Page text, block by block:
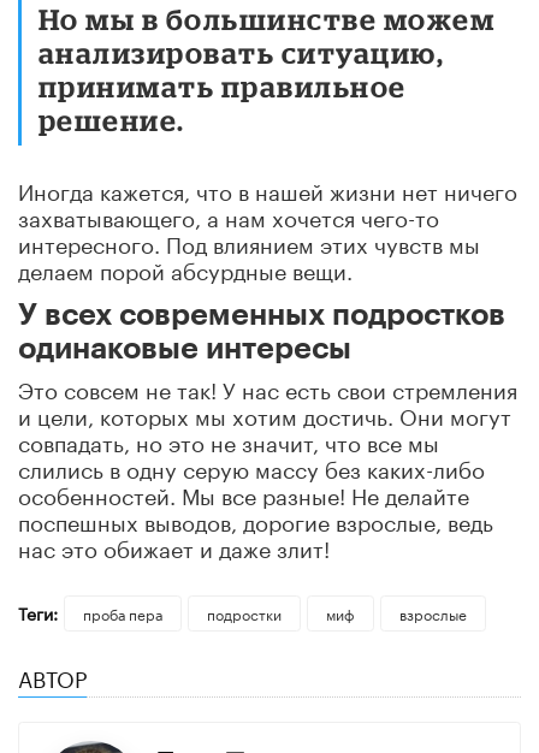
Но мы в большинстве можем
анализировать ситуацию,
принимать правильное
решение.
Иногда кажется, что в нашей жизни нет ничего
захватывающего, а нам хочется чего-то
интересного. Под влиянием этих чувств мы
делаем порой абсурдные вещи.
У всех современных подростков
одинаковые интересы
Это совсем не так! У нас есть свои стремления
и цели, которых мы хотим достичь. Они могут
совпадать, но это не значит, что все мы
слились в одну серую массу без каких-либо
особенностей. Мы все разные! Не делайте
поспешных выводов, дорогие взрослые, ведь
нас это обижает и даже злит!
Теги: проба пера подростки миф взрослые
АВТОР